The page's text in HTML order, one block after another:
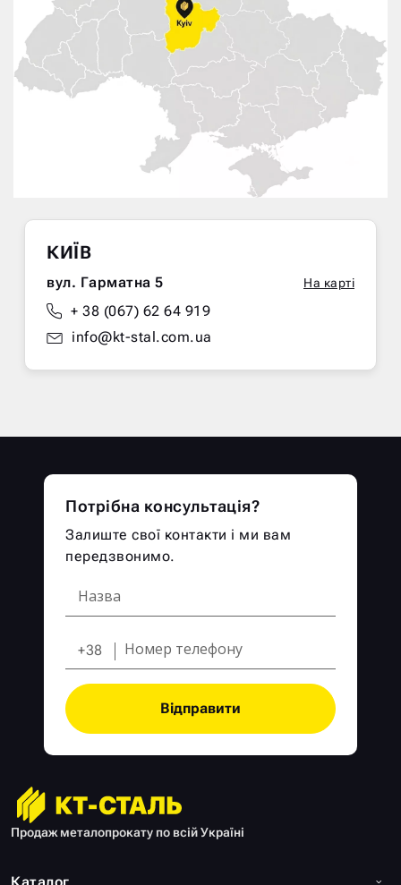
КИЇВ
вул. Гарматна 5 На карті
+ 38 (067) 62 64 919
info@kt-stal.com.ua
Продаж металопрокату по всій Україні
Потрібна консультація?
Залиште свої контакти і ми вам
передзвонимо.
+38
Відправити